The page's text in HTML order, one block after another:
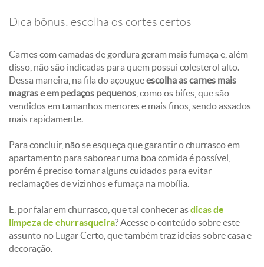
Dica bônus: escolha os cortes certos
Carnes com camadas de gordura geram mais fumaça e, além
disso, não são indicadas para quem possui colesterol alto.
Dessa maneira, na fila do açougueescolha as carnes mais
magras e em pedaços pequenos , como os bifes, que são
vendidos em tamanhos menores e mais finos, sendo assados
mais rapidamente.
Para concluir, não se esqueça que garantir o churrasco em
apartamento para saborear uma boa comida é possível,
porém é preciso tomar alguns cuidados para evitar
reclamações de vizinhos e fumaça na mobília.
E, por falar em churrasco, que tal conhecer asdicas de
limpeza de churrasqueira? Acesse o conteúdo sobre este
assunto no Lugar Certo, que também traz ideias sobre casa e
decoração.